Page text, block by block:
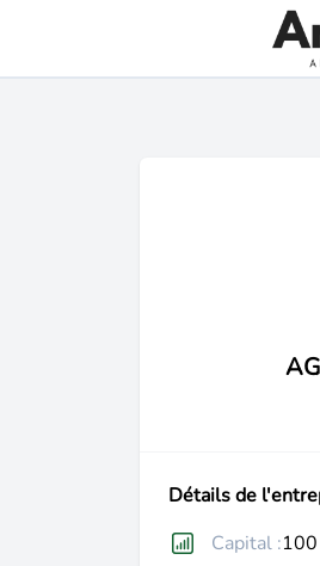
Détails de
Capital :